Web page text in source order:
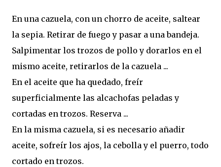
En una cazuela, con un chorro de aceite, saltear
la sepia. Retirar de fuego y pasar a una bandeja.
Salpimentar los trozos de pollo y dorarlos en el
mismo aceite, retirarlos de la cazuela ...
En el aceite que ha quedado, freír
superficialmente las alcachofas peladas y
cortadas en trozos. Reserva ...
En la misma cazuela, si es necesario añadir
aceite, sofreír los ajos, la cebolla y el puerro, todo
cortado en trozos.